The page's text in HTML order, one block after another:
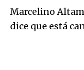
Marcelino
dice que está